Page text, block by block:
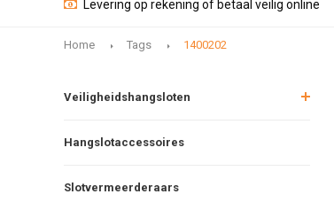
Levering op rekening of betaal veilig online
Home Tags 1400202
Veiligheidshangsloten
Hangslotaccessoires
Slotvermeerderaars